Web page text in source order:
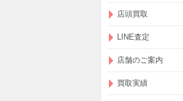
店頭買取
LINE査定
店舗のご案内
買取実績